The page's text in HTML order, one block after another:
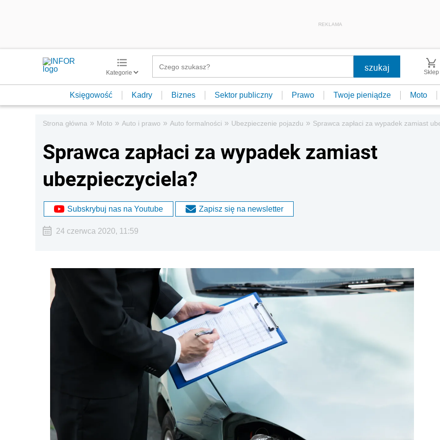
REKLAMA
Kategorie Sklep
Księgowość Kadry Biznes Sektor publiczny Prawo Twoje pieniądze Moto
Strona główna » Moto » Auto i prawo » Auto formalności » Ubezpieczenie pojazdu » Sprawca zapłaci za wypadek zamiast
Sprawca zapłaci za wypadek zamiast
ubezpieczyciela?
Subskrybuj nas na Youtube Zapisz się na newsletter
24 czerwca 2020, 11:59